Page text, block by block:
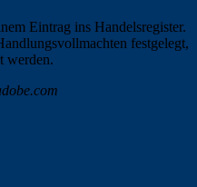
Eintrag ins Handelsregister.
festgelegt,
werden.